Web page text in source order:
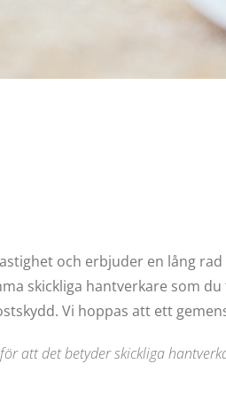
och erbjuder en lång
skickliga hantverkare som
Vi hoppas att ett
att det betyder skickliga